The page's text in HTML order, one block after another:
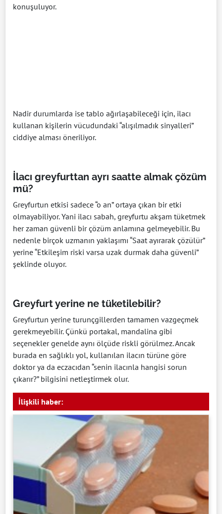
konuşuluyor.
Nadir durumlarda ise tablo ağırlaşabileceği için, ilacı
kullanan kişilerin vücudundaki “alışılmadık sinyalleri”
ciddiye alması öneriliyor.
İlacı greyfurttan ayrı saatte almak çözüm
mü?
Greyfurtun etkisi sadece “o an” ortaya çıkan bir etki
olmayabiliyor. Yani ilacı sabah, greyfurtu akşam tüketmek
her zaman güvenli bir çözüm anlamına gelmeyebilir. Bu
nedenle birçok uzmanın yaklaşımı “Saat ayırarak çözülür”
yerine “Etkileşim riski varsa uzak durmak daha güvenli”
şeklinde oluyor.
Greyfurt yerine ne tüketilebilir?
Greyfurtun yerine turunçgillerden tamamen vazgeçmek
gerekmeyebilir. Çünkü portakal, mandalina gibi
seçenekler genelde aynı ölçüde riskli görülmez. Ancak
burada en sağlıklı yol, kullanılan ilacın türüne göre
doktor ya da eczacıdan “senin ilacınla hangisi sorun
çıkarır?” bilgisini netleştirmek olur.
İlişkili haber: